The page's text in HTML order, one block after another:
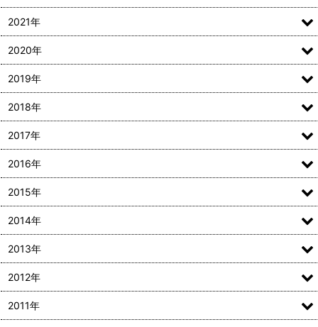
2021年
2020年
2019年
2018年
2017年
2016年
2015年
2014年
2013年
2012年
2011年